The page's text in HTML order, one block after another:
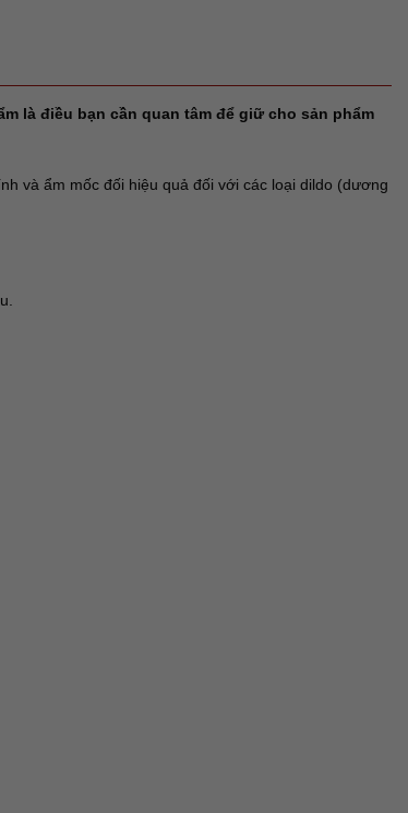
là điều bạn cần quan tâm để giữ cho sản phẩm
và ẩm mốc đối hiệu quả đối với các loại dildo (dương